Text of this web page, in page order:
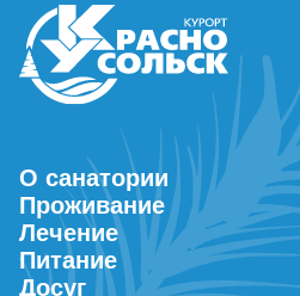
О санатории
Проживание
Лечение
Питание
Досуг